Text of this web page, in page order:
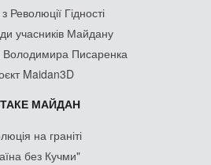
Революції Гідності
учасників Майдану
Писаренка
Maidan3D
МАЙДАН
на граніті
без Кучми"